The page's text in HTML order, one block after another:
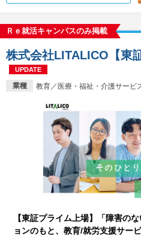
Ｒｅ就活キャンパスのみ掲載
業種 教育／医療・福祉・介護サービ
株式会社LITALICO【東
UPDATE
【東証プライム上場】「障害の
ョンのもと、教育/就労支援サー